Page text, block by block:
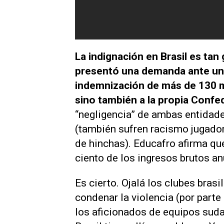
La indignación en Brasil es
presentó una demanda ante
indemnización de más de 130
sino también a la propia
“negligencia” de ambas
(también sufren racismo
de hinchas). Educafro afirma
ciento de los ingresos brutos
Es cierto. Ojalá los clubes
condenar la violencia (por
los aficionados de equipos